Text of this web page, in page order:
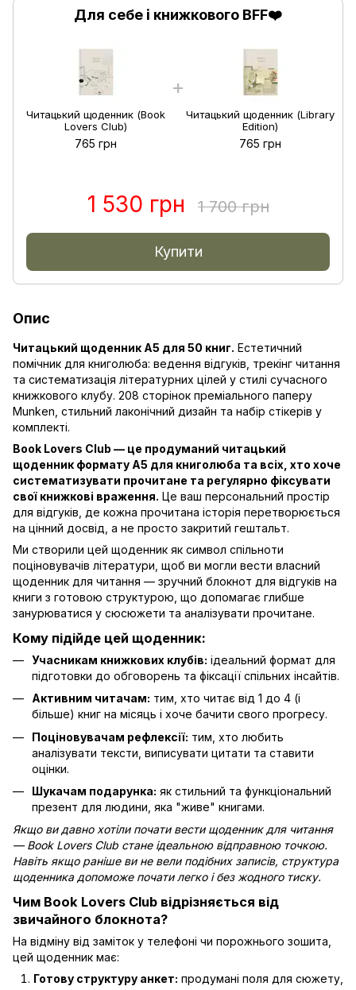
Для себе і книжкового BFF❤️
Читацький щоденник (Book
Lovers Club)
765 грн
Читацький щоденник (Library
Edition)
765 грн
1 530 грн 1 700 грн
Купити
Опис
Читацький щоденник A5 для 50 книг. Естетичний
помічник для книголюба: ведення відгуків, трекінг читання
та систематизація літературних цілей у стилі сучасного
книжкового клубу. 208 сторінок преміального паперу
Munken, стильний лаконічний дизайн та набір стікерів у
комплекті.
Book Lovers Club — це продуманий читацький
щоденник формату A5 для книголюба та всіх, хто хоче
систематизувати прочитане та регулярно фіксувати
свої книжкові враження. Це ваш персональний простір
для відгуків, де кожна прочитана історія перетворюється
на цінний досвід, а не просто закритий гештальт.
Ми створили цей щоденник як символ спільноти
поціновувачів літератури, щоб ви могли вести власний
щоденник для читання — зручний блокнот для відгуків на
книги з готовою структурою, що допомагає глибше
занурюватися у сюсюжети та аналізувати прочитане.
Кому підійде цей щоденник:
Учасникам книжкових клубів: ідеальний формат для
підготовки до обговорень та фіксації спільних інсайтів.
Активним читачам: тим, хто читає від 1 до 4 (і
більше) книг на місяць і хоче бачити свого прогресу.
Поціновувачам рефлексії: тим, хто любить
аналізувати тексти, виписувати цитати та ставити
оцінки.
Шукачам подарунка: як стильний та функціональний
презент для людини, яка "живе" книгами.
Якщо ви давно хотіли почати вести щоденник для читання
— Book Lovers Club стане ідеальною відправною точкою.
Навіть якщо раніше ви не вели подібних записів, структура
щоденника допоможе почати легко і без жодного тиску.
Чим Book Lovers Club відрізняється від
звичайного блокнота?
На відміну від заміток у телефоні чи порожнього зошита,
цей щоденник має:
Готову структуру анкет: продумані поля для сюжету,